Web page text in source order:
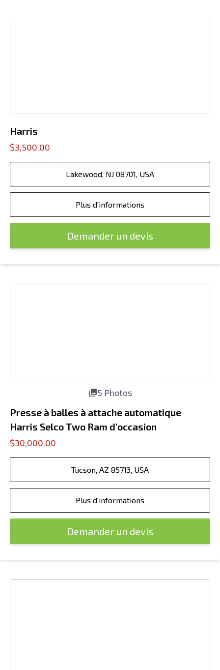
Harris
$3,500.00
Lakewood, NJ 08701, USA
Plus d'informations
Demander un devis
5 Photos
Presse à balles à attache automatique
Harris Selco Two Ram d'occasion
$30,000.00
Tucson, AZ 85713, USA
Plus d'informations
Demander un devis